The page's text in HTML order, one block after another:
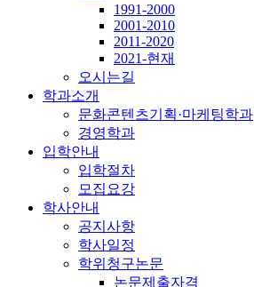
1991-2000
2001-2010
2011-2020
2021-현재
오시는길
학과소개
문화콘텐츠기획·마케팅학과
경영학과
입학안내
입학절차
모집요강
학사안내
공지사항
학사일정
학위청구논문
논문제출자격